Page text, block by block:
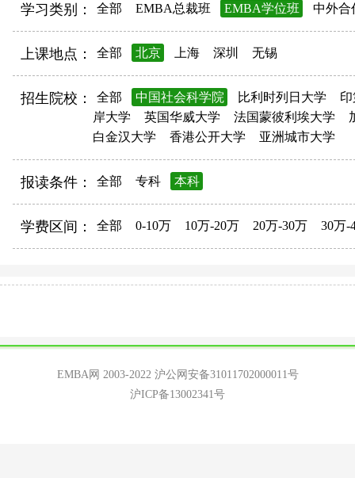
学习类别： 全部 EMBA总裁班 EMBA学位班 中外合
上课地点： 全部 北京 上海 深圳 无锡
招生院校： 全部 中国社会科学院 比利时列日大学
岸大学
英国华威大学 法国蒙彼利埃大学
白金汉大学
香港公开大学 亚洲城市大学
报读条件： 全部 专科 本科
学费区间： 全部 0-10万 10万-20万 20万-30万 30万-
EMBA网 2003-2022 沪公网安备31011702000011号
沪ICP备13002341号